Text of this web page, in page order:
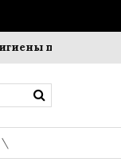
помогает